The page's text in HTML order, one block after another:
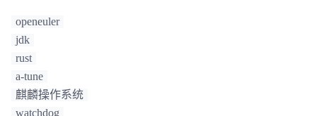
openeuler
jdk
rust
a-tune
麒麟操作系统
watchdog